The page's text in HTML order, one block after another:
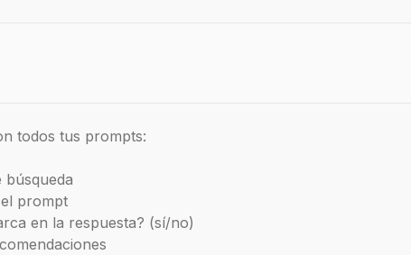
todos tus prompts:
prompt
en la respuesta? (sí/no)